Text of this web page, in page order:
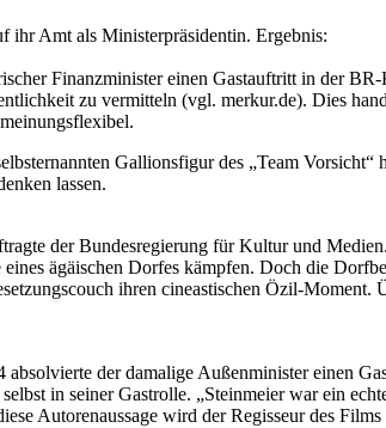
ihr Amt als Ministerpräsidentin. Ergebnis:
Finanzminister einen Gastauftritt in der
zu vermitteln (vgl. merkur.de). Dies
Gallionsfigur des „Team
lassen.
der Bundesregierung für Kultur und
ägäischen Dorfes kämpfen. Doch die
ihren cineastischen Özil-
der damalige Außenminister einen
in seiner Gastrolle. „Steinmeier war ein
Autorenaussage wird der Regisseur des